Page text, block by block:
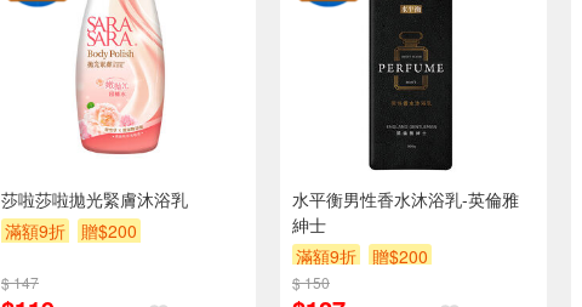
莎啦莎啦拋光緊膚沐浴乳
滿額9折
贈$200
$ 147
水平衡男性香水沐浴乳-英倫雅
紳士
滿額9折
贈$200
$ 150